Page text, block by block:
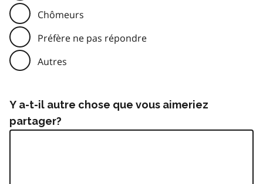
Chômeurs
Préfère ne pas répondre
Autres
Y a-t-il autre chose que vous aimeriez
partager?